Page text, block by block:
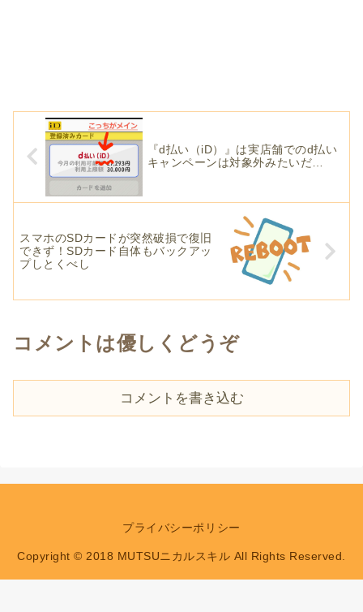
『d払い（iD）』は実店舗でのd払い
キャンペーンは対象外みたいだ…
スマホのSDカードが突然破損で復旧
できず！SDカード自体もバックアッ
プしとくべし
コメントは優しくどうぞ
コメントを書き込む
プライバシーポリシー
Copyright © 2018 MUTSUニカルスキル All Rights Reserved.